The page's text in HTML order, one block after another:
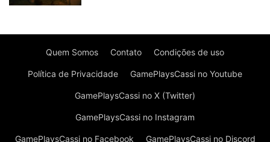
Quem Somos Contato Condições de uso
Política de Privacidade GamePlaysCassi no Youtube
GamePlaysCassi no X (Twitter)
GamePlaysCassi no Instagram
GamePlaysCassi no Facebook GamePlaysCassi no Discord